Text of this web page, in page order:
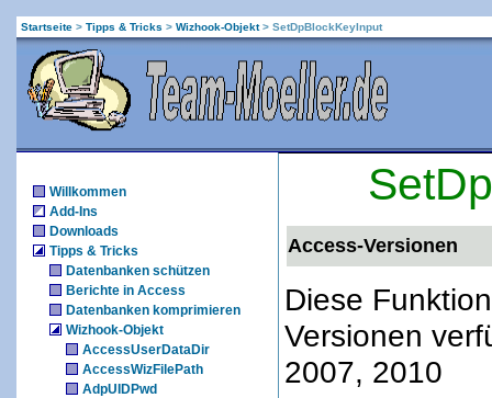
Startseite > Tipps & Tricks > Wizhook-Objekt> SetDpBlockKeyInput
Willkommen
Add-Ins
Downloads
Tipps & Tricks
Datenbanken schützen
Berichte in Access
Datenbanken komprimieren
Wizhook-Objekt
AccessUserDataDir
AccessWizFilePath
AdpUIDPwd
Access-Versionen
Diese
Versionen
2007, 2010